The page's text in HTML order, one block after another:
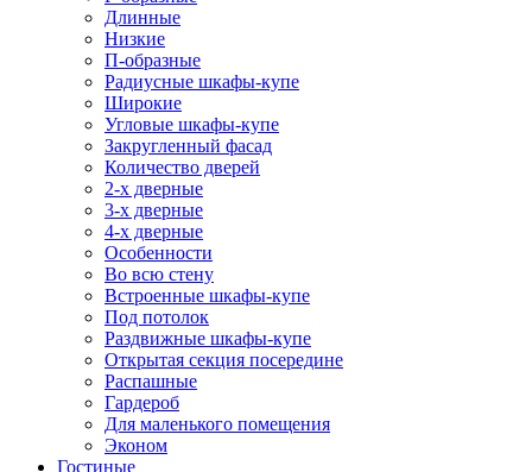
Длинные
Низкие
П-образные
Радиусные шкафы-купе
Широкие
Угловые шкафы-купе
Закругленный фасад
Количество дверей
2-х дверные
3-х дверные
4-х дверные
Особенности
Во всю стену
Встроенные шкафы-купе
Под потолок
Раздвижные шкафы-купе
Открытая секция посередине
Распашные
Гардероб
Для маленького помещения
Эконом
Гостиные